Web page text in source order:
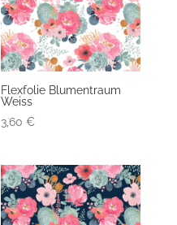
Flexfolie Blumentraum
Weiss
3,60€